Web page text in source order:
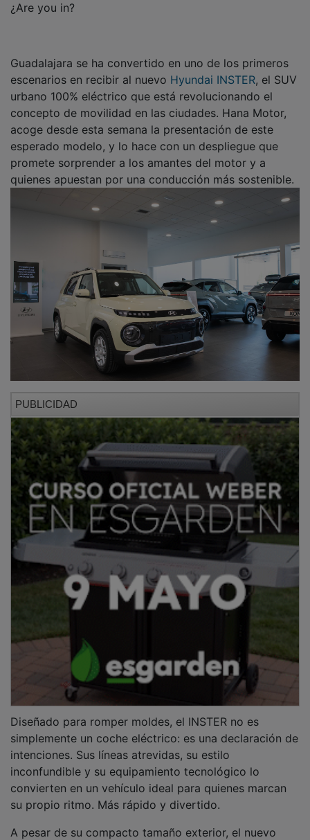
¿Are you in?
Guadalajara se ha convertido en uno de los primeros
escenarios en recibir al nuevo Hyundai INSTER, el SUV
urbano 100% eléctrico que está revolucionando el
concepto de movilidad en las ciudades. Hana Motor,
acoge desde esta semana la presentación de este
esperado modelo, y lo hace con un despliegue que
promete sorprender a los amantes del motor y a
quienes apuestan por una conducción más sostenible.
PUBLICIDAD
Diseñado para romper moldes, el INSTER no es
simplemente un coche eléctrico: es una declaración de
intenciones. Sus líneas atrevidas, su estilo
inconfundible y su equipamiento tecnológico lo
convierten en un vehículo ideal para quienes marcan
su propio ritmo. Más rápido y divertido.
A pesar de su compacto tamaño exterior, el nuevo